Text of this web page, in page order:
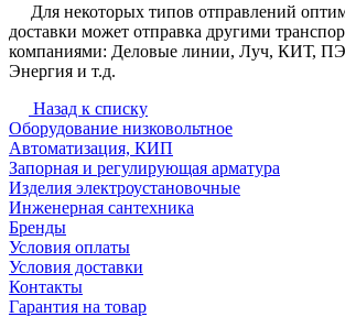
Для некоторых типов отправлений
доставки может отправка другими
компаниями: Деловые линии, Луч, КИТ,
Энергия и т.д.
Назад к списку
Оборудование низковольтное
Автоматизация, КИП
Запорная и регулирующая арматура
Изделия электроустановочные
Инженерная сантехника
Бренды
Условия оплаты
Условия доставки
Контакты
Гарантия на товар